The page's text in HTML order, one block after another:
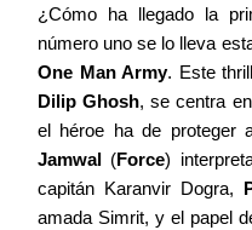
¿Cómo ha llegado la
número uno se lo lleva
One Man Army. Este
Dilip Ghosh, se centra
el héroe ha de proteger
Jamwal (Force)
capitán Karanvir Dogra,
amada Simrit, y el papel